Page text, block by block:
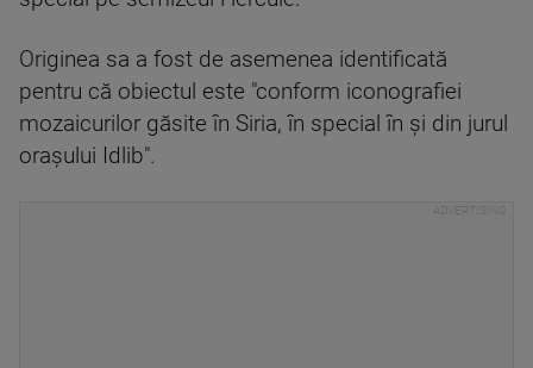
Originea sa a fost de asemenea identificată
pentru că obiectul este "conform iconografiei
mozaicurilor găsite în Siria, în special în şi din jurul
oraşului Idlib".